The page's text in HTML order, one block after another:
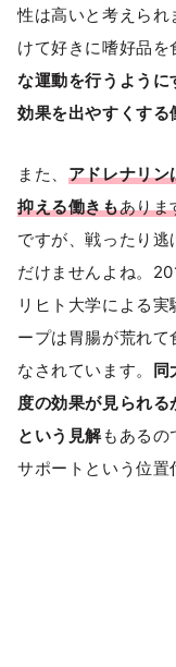
性は高いと考えら
けて好きに嗜好品を
な運動を行うように
効果を出やすくする
また、 アドレナリン
抑える働きもありま
ですが、戦ったり
だけませんよね。
リヒト大学による
ープは胃腸が荒れ
なされています。
度の効果が見られる
という見解もある
サポートという位置